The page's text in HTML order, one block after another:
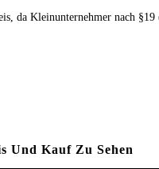
da Kleinunternehmer nach
Und Kauf Zu Sehen